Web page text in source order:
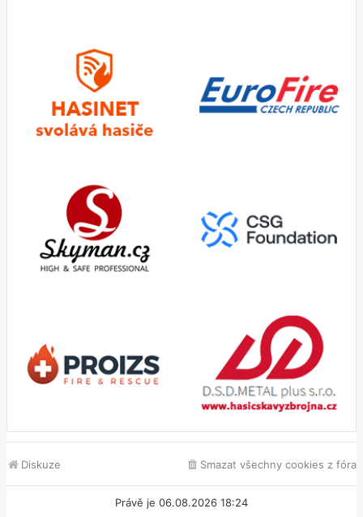
Diskuze Smazat všechny cookies z fóra
Právě je 06.08.2026 18:24